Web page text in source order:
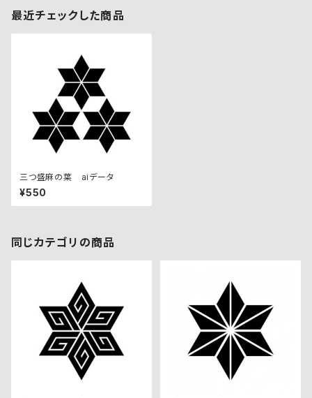
最近チェックした商品
三つ盛麻の葉 aiデータ
¥550
同じカテゴリの商品